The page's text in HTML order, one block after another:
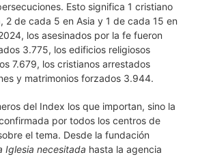
Esto significa 1 cristiano
2 de cada 5 en Asia y 1 de cada 15 en
los asesinados por la fe fueron
3.775, los edificios religiosos
7.679, los cristianos arrestados
y matrimonios forzados 3.944.
del Index los que importan, sino la
por todos los centros de
el tema. Desde la fundación
Iglesia necesitada hasta la agencia